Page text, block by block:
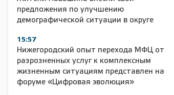
предложения по улучшению
демографической ситуации в округе
15:57
Нижегородский опыт перехода МФЦ от
разрозненных услуг к комплексным
жизненным ситуациям представлен на
форуме «Цифровая эволюция»
11 01 Сельское хозяйство 2025